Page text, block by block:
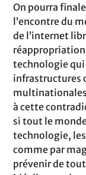
On pourra
l’encontre du
de l’internet
technologie
infrastructures
à cette
si tout le
technologie,
comme par
prévenir de